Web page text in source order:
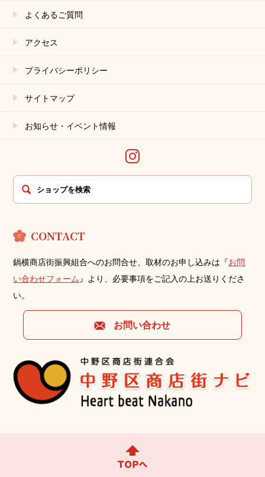
イト上に公表するものとします。
第5条（個⼈情報の第三者提供）
意を得ることなく、第三者に個⼈情報を提供することはありま
せん。ただし、個 ⼈情報保護法その他の法令で認められる場合
⼈の⽣命、⾝体または財産の保護のために必要がある場合で
公衆衛⽣の向上または児童の健全な育成の推進のために特に
必要がある場合であって、本⼈の同意を得ることが困難である
国の機関もしくは地⽅公共団体またはその委託を受けた者が
法令の定める事務を遂⾏することに対して協⼒する必要がある
場合であって、本⼈の同意を得ることにより当該事務の遂⾏に
⽀障を及ぼすおそれがあるとき
予め次の事項を告知あるいは公表し、かつ当組合が個⼈情報
第三者に提供されるデータの項⽬
本⼈の求めに応じて個⼈情報の第三者への提供を停⽌するこ
と
本⼈の求めを受け付ける⽅法
供先は第三者に該当しないものとします。
当組合が利⽤⽬的の達成に必要な範囲内において個⼈情報の
取扱いの全部または⼀部を委託する場合
個⼈情報を特定の者との間で共同して利⽤する場合であっ
て、その旨並びに共同して利⽤される個⼈情報の項⽬、共同し
て利⽤する者の範囲、利⽤する者の利⽤⽬的および当該個⼈情
報の管理について責任を有する者の⽒名または名称について、
あらかじめ本⼈に通知し、または本⼈が容 易に知り得る状態に
当組合は、本⼈から個⼈情報の開⽰を求められたときは、本⼈
に対し、遅滞なくこれを開⽰します。ただし、開⽰することに
よくあるご質問
アクセス
プライバシーポリシー
サイトマップ
お知らせ・イベント情報
CONTACT
鍋横商店街振興組合へのお問合せ、取材のお申し込みは『お問
い合わせフォーム』より、必要事項をご記⼊の上お送りくださ
い。
お問い合わせ